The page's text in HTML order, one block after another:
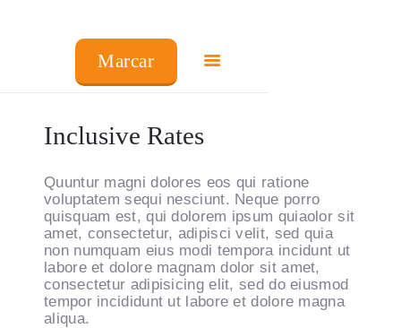
Marcar
PREÇOS
FRANCHISING
FAQ’S
PRODUTOS
CENTROS
Inclusive Rates
Quuntur magni dolores eos qui ratione
voluptatem sequi nesciunt. Neque porro
quisquam est, qui dolorem ipsum quiaolor sit
amet, consectetur, adipisci velit, sed quia
non numquam eius modi tempora incidunt ut
labore et dolore magnam dolor sit amet,
consectetur adipisicing elit, sed do eiusmod
tempor incididunt ut labore et dolore magna
aliqua.